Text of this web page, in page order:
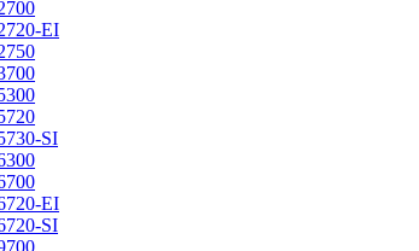
EI
SI
EI
SI